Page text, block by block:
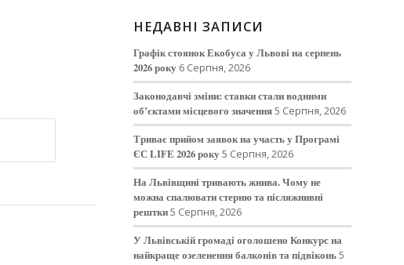
НЕДАВНІ ЗАПИСИ
Графік стоянок Екобуса у Львові на серпень
2026 року 6 Серпня, 2026
Законодавчі зміни: ставки стали водними
об’єктами місцевого значення5 Серпня, 2026
Триває прийом заявок на участь у Програмі
ЄС LIFE 2026 року5 Серпня, 2026
На Львівщині тривають жнива. Чому не
можна спалювати стерню та післяжнивні
рештки5 Серпня, 2026
У Львівській громаді оголошено Конкурс на
найкраще озеленення балконів та підвіконь5